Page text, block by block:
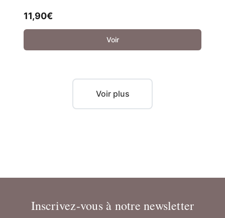
11,90€
Voir
Voir plus
Inscrivez-vous à notre newsletter